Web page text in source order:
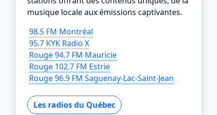
musique locale aux émissions captivantes.
98.5 FM Montréal
95.7 KYK Radio X
Rouge 94.7 FM Mauricie
Rouge 102.7 FM Estrie
Rouge 96.9 FM Saguenay-Lac-Saint-Jean
Les radios du Québec